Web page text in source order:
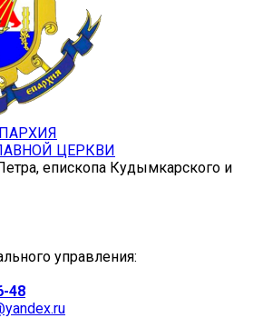
ЦЕРКВИ
епископа Кудымкарского и
управления:
48